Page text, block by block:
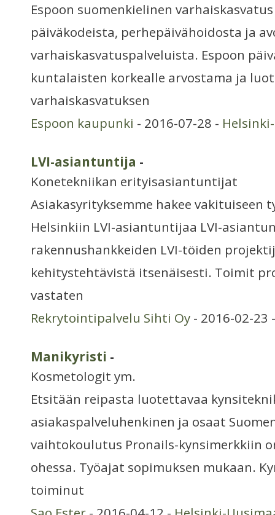
Espoon suomenkielinen
päiväkodeista, perhepäivähoidosta ja
varhaiskasvatuspalveluista. Espoon
kuntalaisten korkealle arvostama ja
varhaiskasvatuksen
Espoon kaupunki - 2016-07-28 -
LVI-asiantuntija -
Konetekniikan erityisasiantuntijat
Asiakasyrityksemme hakee vakituiseen
Helsinkiin LVI-asiantuntijaa LVI-
rakennushankkeiden LVI-töiden
kehitystehtävistä itsenäisesti. Toimit
vastaten
Rekrytointipalvelu Sihti Oy - 2016-02-23
Manikyristi -
Kosmetologit ym.
Etsitään reipasta luotettavaa
asiakaspalveluhenkinen ja osaat
vaihtokoulutus Pronails-kynsimerkkiin
ohessa. Työajat sopimuksen mukaan.
toiminut